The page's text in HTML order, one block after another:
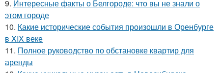
9. Интересные факты о Белгороде: что вы не знали о
этом городе
10. Какие исторические события произошли в Оренбурге
в XIX веке
11. Полное руководство по обстановке квартир для
аренды